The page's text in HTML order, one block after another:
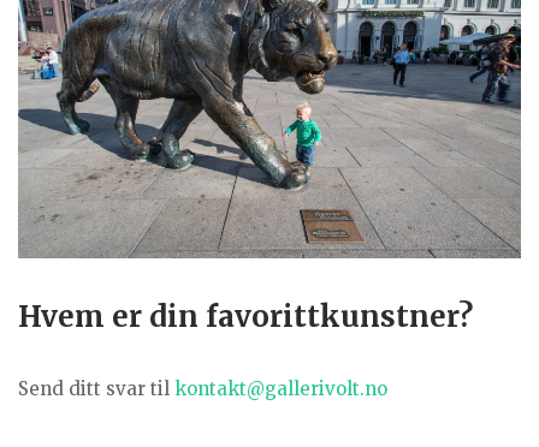
Hvem er din favorittkunstner?
Send ditt svar til kontakt@gallerivolt.no